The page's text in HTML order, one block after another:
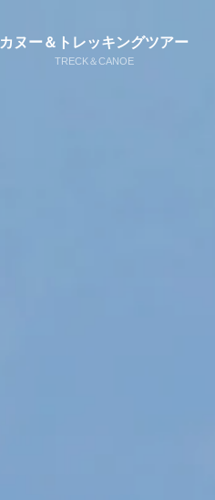
カヌー＆トレッキングツアー
TRECK＆CANOE